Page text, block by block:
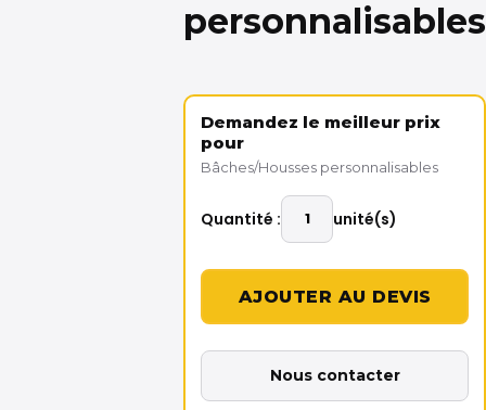
personnalisables
Demandez le meilleur prix
pour
Bâches/Housses personnalisables
Quantité : unité(s)
Nous contacter